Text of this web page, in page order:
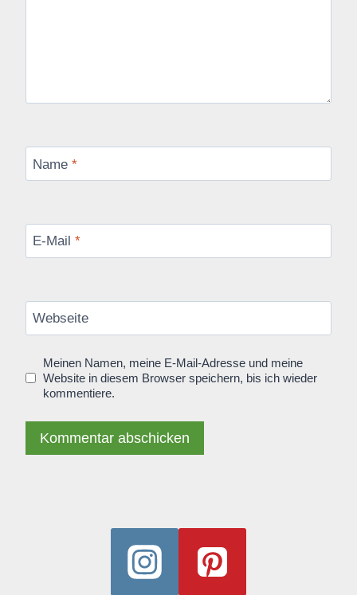
Name *
E-Mail *
Webseite
Meinen Namen, meine E-Mail-Adresse und meine
Website in diesem Browser speichern, bis ich wieder
kommentiere.